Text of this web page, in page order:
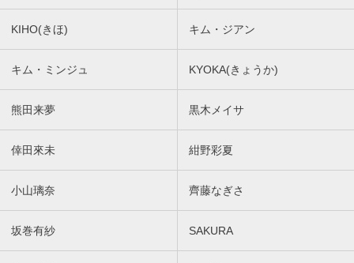
KIHO(きほ) キム・ジアン
キム・ミンジュ KYOKA(きょうか)
熊田来夢 黒木メイサ
倖田來未 紺野彩夏
小山璃奈 齊藤なぎさ
坂巻有紗 SAKURA